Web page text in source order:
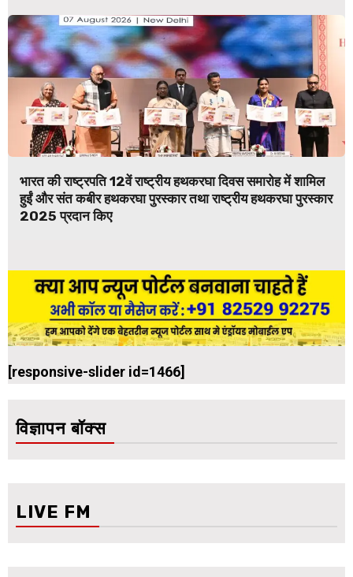
भारत की राष्ट्रपति 12वें राष्ट्रीय हथकरघा दिवस समारोह में शामिल
हुईं और संत कबीर हथकरघा पुरस्कार तथा राष्ट्रीय हथकरघा पुरस्कार
2025 प्रदान किए
[responsive-slider id=1466]
विज्ञापन बॉक्स
LIVE FM